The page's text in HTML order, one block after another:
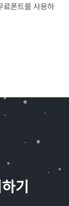
료폰트를 사용하
기